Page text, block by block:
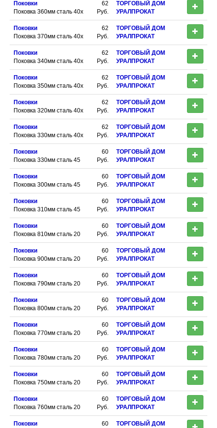
Поковки
Поковка 360мм сталь 40х
62
Руб.
ТОРГОВЫЙ ДОМ
УРАЛПРОКАТ
Поковки
Поковка 370мм сталь 40х
62
Руб.
ТОРГОВЫЙ ДОМ
УРАЛПРОКАТ
Поковки
Поковка 340мм сталь 40х
62
Руб.
ТОРГОВЫЙ ДОМ
УРАЛПРОКАТ
Поковки
Поковка 350мм сталь 40х
62
Руб.
ТОРГОВЫЙ ДОМ
УРАЛПРОКАТ
Поковки
Поковка 320мм сталь 40х
62
Руб.
ТОРГОВЫЙ ДОМ
УРАЛПРОКАТ
Поковки
Поковка 330мм сталь 40х
62
Руб.
ТОРГОВЫЙ ДОМ
УРАЛПРОКАТ
Поковки
Поковка 330мм сталь 45
60
Руб.
ТОРГОВЫЙ ДОМ
УРАЛПРОКАТ
Поковки
Поковка 300мм сталь 45
60
Руб.
ТОРГОВЫЙ ДОМ
УРАЛПРОКАТ
Поковки
Поковка 310мм сталь 45
60
Руб.
ТОРГОВЫЙ ДОМ
УРАЛПРОКАТ
Поковки
Поковка 810мм сталь 20
60
Руб.
ТОРГОВЫЙ ДОМ
УРАЛПРОКАТ
Поковки
Поковка 900мм сталь 20
60
Руб.
ТОРГОВЫЙ ДОМ
УРАЛПРОКАТ
Поковки
Поковка 790мм сталь 20
60
Руб.
ТОРГОВЫЙ ДОМ
УРАЛПРОКАТ
Поковки
Поковка 800мм сталь 20
60
Руб.
ТОРГОВЫЙ ДОМ
УРАЛПРОКАТ
Поковки
Поковка 770мм сталь 20
60
Руб.
ТОРГОВЫЙ ДОМ
УРАЛПРОКАТ
Поковки
Поковка 780мм сталь 20
60
Руб.
ТОРГОВЫЙ ДОМ
УРАЛПРОКАТ
Поковки
Поковка 750мм сталь 20
60
Руб.
ТОРГОВЫЙ ДОМ
УРАЛПРОКАТ
Поковки
Поковка 760мм сталь 20
60
Руб.
ТОРГОВЫЙ ДОМ
УРАЛПРОКАТ
Поковки
60
ТОРГОВЫЙ ДОМ